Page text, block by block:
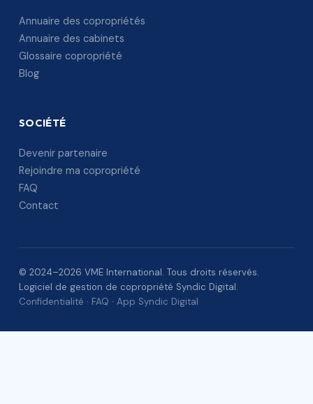
Annuaire des copropriétés
Annuaire des cabinets
Glossaire copropriété
Blog
SOCIÉTÉ
Devenir partenaire
Rejoindre ma copropriété
FAQ
Contact
© 2024–2026 VME International. Tous droits réservés.
Logiciel de gestion de copropriété Syndic Digital.
Confidentialité · FAQ · App Syndic Digital